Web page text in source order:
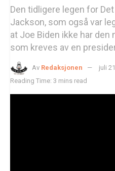
Den tidligere legen for
Jackson, som også var
at Joe Biden ikke har
som kreves av en
Av Redaksjonen
juli
Reading Time: 3 mins read